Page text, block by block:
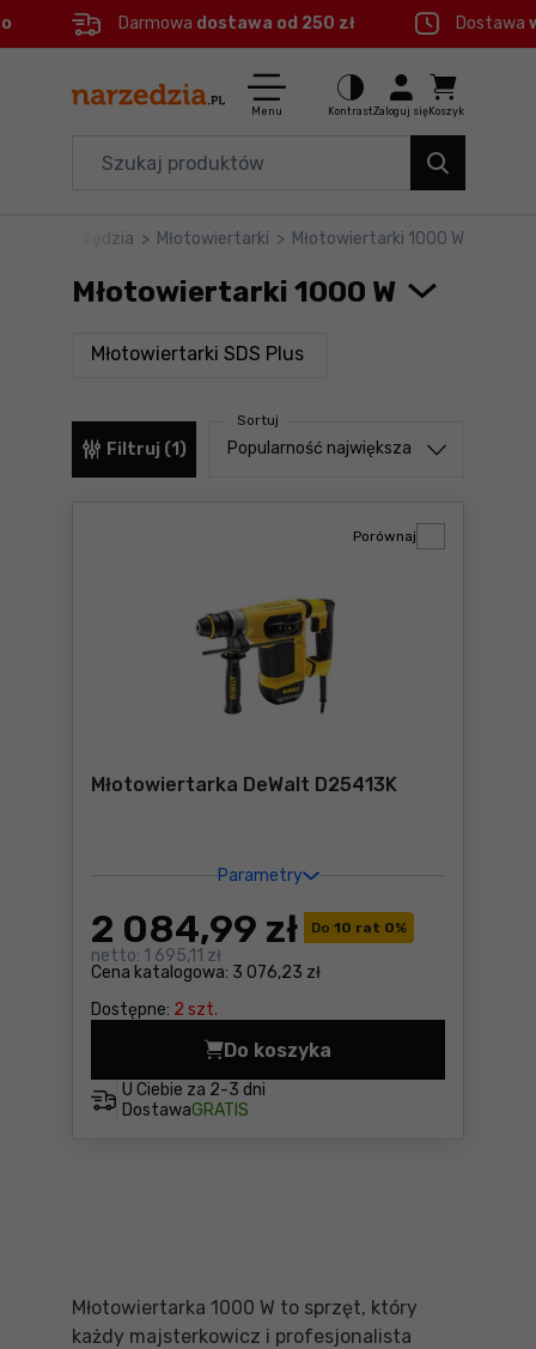
Menu główne
Filtry
Produkty
Darmowa dostawa od 250 zł Dostawa
Menu KontrastZaloguj się Koszyk
Elektronarzędzia
Branże
Okazje
Elektronarzędzia > Młotowiertarki > Młotowiertarki 1000 W
Młotowiertarki 1000 W
Młotowiertarki SDS Plus
Filtruj (1)
Sortuj
Sortuj od
Popularność największa
Młotowiertarka DeWalt D25413K
Parametry
Do 10 rat 0%
Cena katalogowa: 3 076,23 zł
2 084,99 zł
netto: 1 695,11 zł
Dostępne: 2 szt.
Porównaj
U Ciebie za 2-3 dni
DostawaGRATIS
Do koszyka
Młotowiertarka DeWalt
Młotowiertarka 1000 W to sprzęt, który
każdy majsterkowicz i profesjonalista